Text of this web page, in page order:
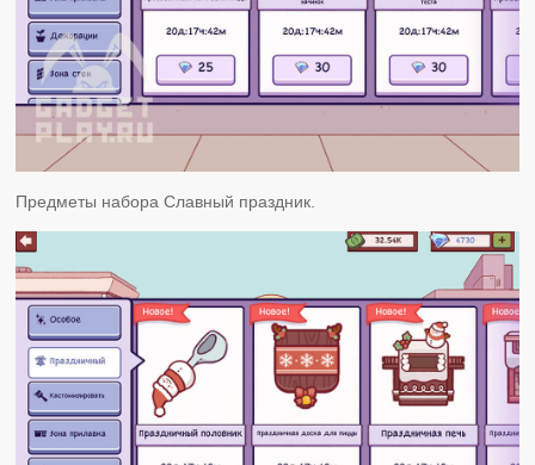
Предметы набора Славный праздник.